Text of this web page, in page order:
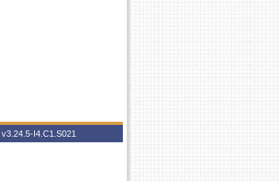
v3.24.5-I4.C1.S021